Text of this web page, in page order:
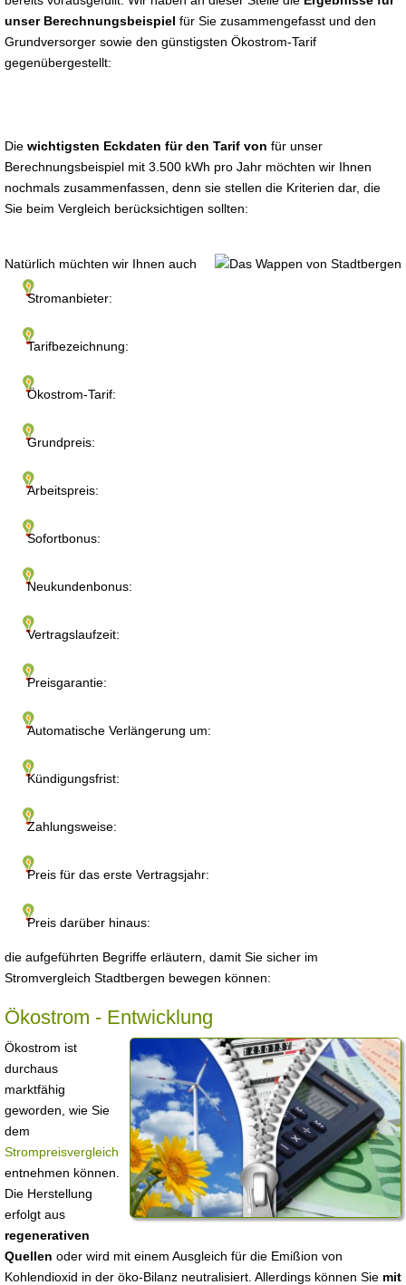
unser Berechnungsbeispiel für Sie zusammengefasst und den
Grundversorger sowie den günstigsten Ökostrom-Tarif
gegenübergestellt:
Die wichtigsten Eckdaten für den Tarif von für unser
Berechnungsbeispiel mit 3.500 kWh pro Jahr möchten wir Ihnen
nochmals zusammenfassen, denn sie stellen die Kriterien dar, die
Sie beim Vergleich berücksichtigen sollten:
Stromanbieter:
Tarifbezeichnung:
Ökostrom-Tarif:
Grundpreis:
Arbeitspreis:
Sofortbonus:
Neukundenbonus:
Vertragslaufzeit:
Preisgarantie:
Automatische Verlängerung um:
Kündigungsfrist:
Zahlungsweise:
Preis für das erste Vertragsjahr:
Preis darüber hinaus:
Natürlich müchten wir Ihnen auch
die aufgeführten Begriffe erläutern, damit Sie sicher im
Stromvergleich Stadtbergen bewegen können:
Ökostrom - Entwicklung
Ökostrom ist
durchaus
marktfähig
geworden, wie Sie
dem
Strompreisvergleich
entnehmen können.
Die Herstellung
erfolgt aus
regenerativen
Quellen oder wird mit einem Ausgleich für die Emißion von
Kohlendioxid in der öko-Bilanz neutralisiert. Allerdings können Sie mit